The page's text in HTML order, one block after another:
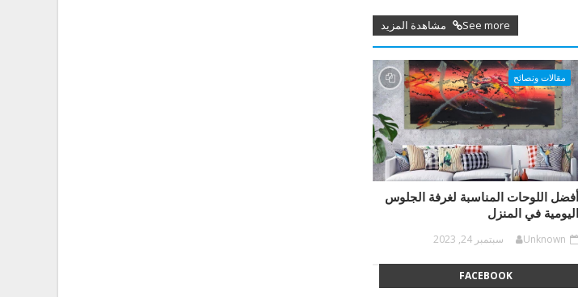
See more مشاهدة المزيد
مقالات ونصائح
أفضل اللوحات المناسبة لغرفة الجلوس
اليومية في المنزل
Unknown سبتمبر 24, 2023
FACEBOOK